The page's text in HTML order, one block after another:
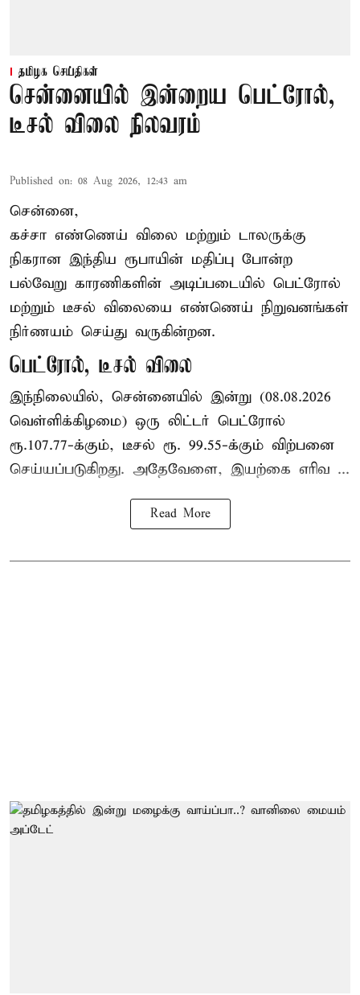
தமிழக செய்திகள்
சென்னையில் இன்றைய பெட்ரோல்,
டீசல் விலை நிலவரம்
Published on: 08 Aug 2026, 12:43 am
சென்னை,
கச்சா எண்ணெய் விலை மற்றும் டாலருக்கு
நிகரான இந்திய ரூபாயின் மதிப்பு போன்ற
பல்வேறு காரணிகளின் அடிப்படையில் பெட்ரோல்
மற்றும் டீசல் விலையை எண்ணெய் நிறுவனங்கள்
நிர்ணயம் செய்து வருகின்றன.
பெட்ரோல், டீசல் விலை
இந்நிலையில், சென்னையில் இன்று (08.08.2026
வெள்ளிக்கிழமை) ஒரு லிட்டர் பெட்ரோல்
ரூ.107.77-க்கும், டீசல் ரூ. 99.55-க்கும் விற்பனை
செய்யப்படுகிறது. அதேவேளை, இயற்கை எரிவ ...
Read More